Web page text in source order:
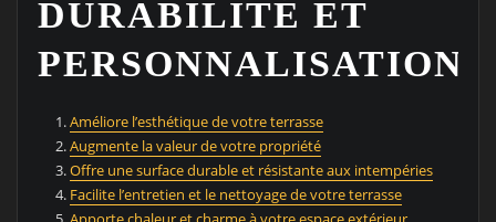
DURABILITÉ ET
PERSONNALISATION
Améliore l’esthétique de votre terrasse
Augmente la valeur de votre propriété
Offre une surface durable et résistante aux intempéries
Facilite l’entretien et le nettoyage de votre terrasse